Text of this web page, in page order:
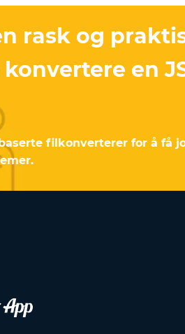
rask og
en
filkonverterer for å få